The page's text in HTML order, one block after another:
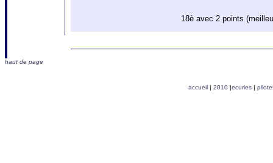
18è avec 2 points
haut de page
accueil| 2010 |ecuries|